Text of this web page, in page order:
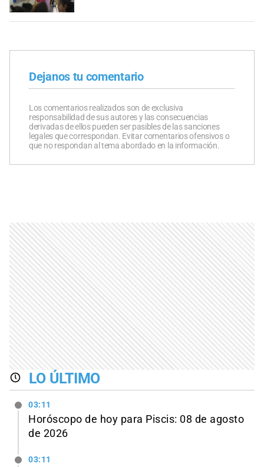
Dejanos tu comentario
Los comentarios realizados son de exclusiva
responsabilidad de sus autores y las consecuencias
derivadas de ellos pueden ser pasibles de las sanciones
legales que correspondan. Evitar comentarios ofensivos o
que no respondan al tema abordado en la información.
LO ÚLTIMO
03:11
Horóscopo de hoy para Piscis: 08 de agosto
de 2026
03:11